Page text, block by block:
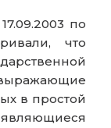
по
что
в простой